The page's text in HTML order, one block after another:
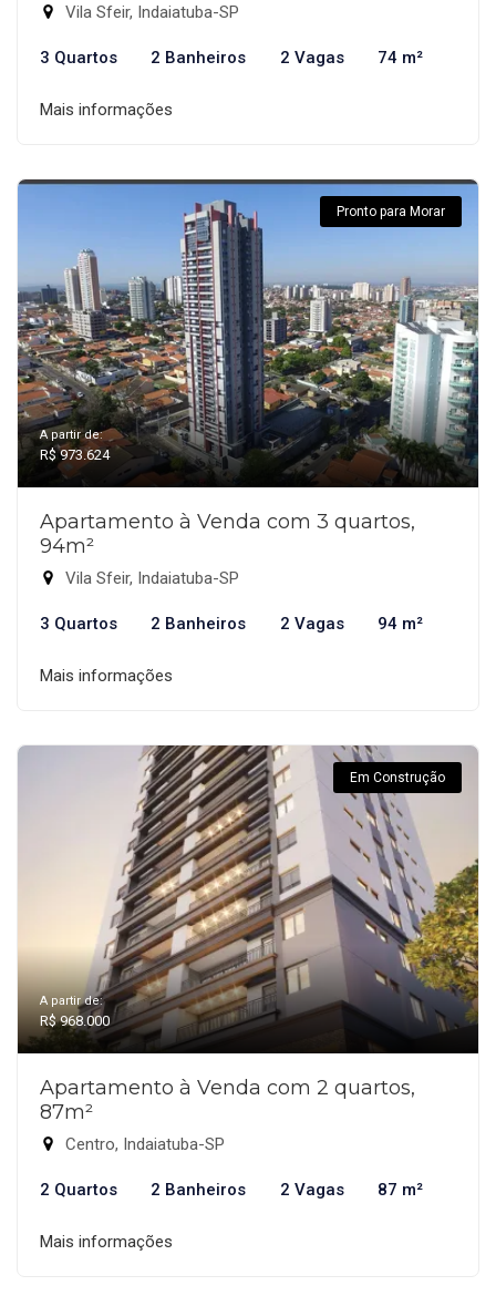
Vila Sfeir, Indaiatuba-SP
3 Quartos 2 Banheiros 2 Vagas 74 m²
Mais informações
Pronto para Morar
A partir de:
R$ 973.624
Apartamento à Venda com 3 quartos,
94m²
Vila Sfeir, Indaiatuba-SP
3 Quartos 2 Banheiros 2 Vagas 94 m²
Mais informações
Em Construção
A partir de:
R$ 968.000
Apartamento à Venda com 2 quartos,
87m²
Centro, Indaiatuba-SP
2 Quartos 2 Banheiros 2 Vagas 87 m²
Mais informações